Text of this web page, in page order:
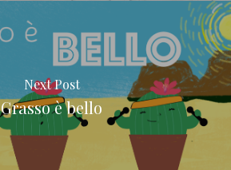
Next Post
Grasso è bello